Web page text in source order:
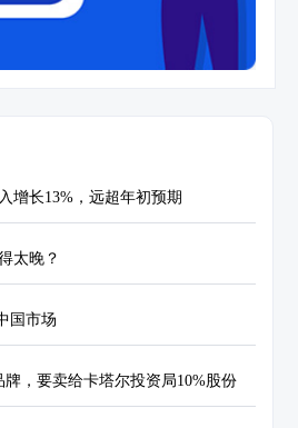
增长13%，远超年初预期
太晚？
国市场
牌，要卖给卡塔尔投资局10%股份